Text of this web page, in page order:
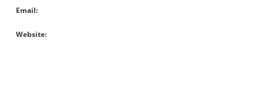
Email
Website